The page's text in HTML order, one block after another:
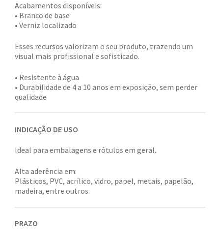
Acabamentos disponíveis:
• Branco de base
• Verniz localizado
Esses recursos valorizam o seu produto, trazendo um
visual mais profissional e sofisticado.
• Resistente à água
• Durabilidade de 4 a 10 anos em exposição, sem perder
qualidade
INDICAÇÃO DE USO
Ideal para embalagens e rótulos em geral.
Alta aderência em:
Plásticos, PVC, acrílico, vidro, papel, metais, papelão,
madeira, entre outros.
PRAZO